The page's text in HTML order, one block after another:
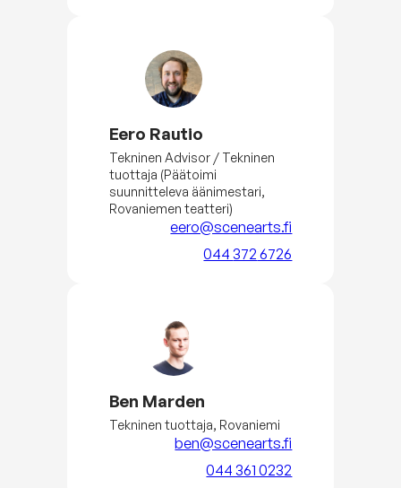
Eero Rautio
Tekninen Advisor / Tekninen
tuottaja (Päätoimi
suunnitteleva äänimestari,
Rovaniemen teatteri)
eero@scenearts.fi
044372 6726
Ben Marden
Tekninen tuottaja, Rovaniemi
ben@scenearts.fi
044 361 0232